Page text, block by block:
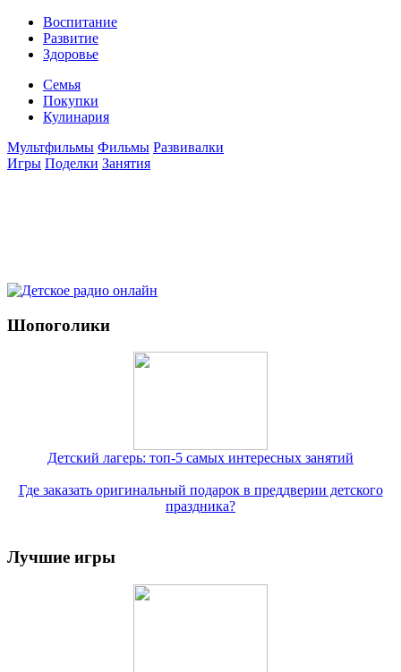
Воспитание
Развитие
Здоровье
Семья
Покупки
Кулинария
Мультфильмы Фильмы Развивалки
Игры Поделки Занятия
Шопоголики
Детский лагерь: топ-5 самых интересных занятий
Где заказать оригинальный подарок в преддверии детского
праздника?
Лучшие игры